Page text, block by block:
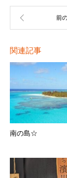
関連記事
南の島☆